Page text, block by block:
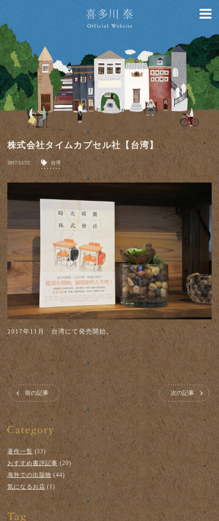
株式会社タイムカプセル社【台湾】
2017/11/22 台湾
2017年11月 台湾にて発売開始。
前の記事 次の記事
著作一覧(33)
おすすめ書評記事(20)
海外での出版物(44)
気になるお店(1)